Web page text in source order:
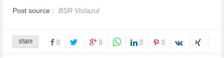
Post source : BSR Vistazul
share 0 0 0 0